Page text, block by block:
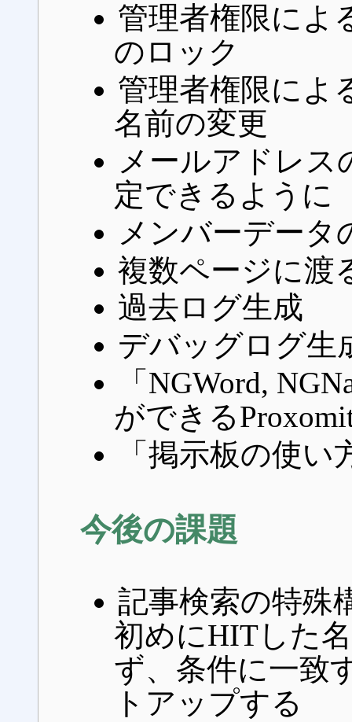
管理者権限によ
のロック
管理者権限によ
名前の変更
メールアドレス
定できるように
メンバーデータ
複数ページに渡
過去ログ生成
デバッグログ生
「NGWord,
ができる
「掲示板の使い
今後の課題
記事検索の特殊
初めにHITした
ず、条件に一致
トアップする